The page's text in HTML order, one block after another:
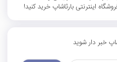
اینترنتی بارثاشاپ خرید کنید!
خبر دار شوید